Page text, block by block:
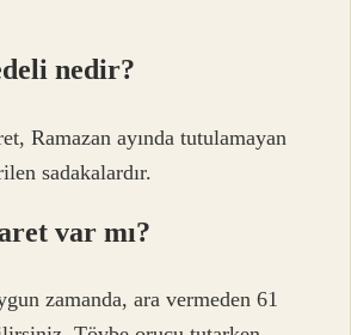
nedir?
Ramazan ayında tutulamayan
sadakalardır.
var mı?
zamanda, ara vermeden 61